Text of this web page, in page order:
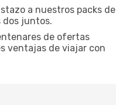
a nuestros packs de
dos juntos.
de ofertas
ventajas de viajar con